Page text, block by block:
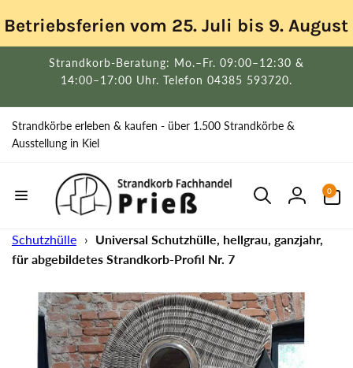
zum
Inhalt
Betriebsferien vom 25. Juli bis 9.
Strandkorb-Beratung: Mo.–Fr. 09:00–12:30 &
14:00–17:00 Uhr. Telefon 04385 593720.
Strandkörbe erleben & kaufen - über 1.500 Strandkörbe &
Ausstellung in Kiel
Einloggen
0
Artikel
Schutzhülle › Universal Schutzhülle, hellgrau, ganzjahr,
für abgebildetes Strandkorb-Profil Nr. 7